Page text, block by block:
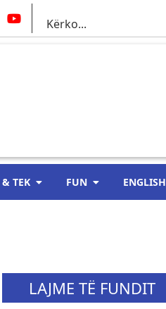
TEK FUN ENGLISH
LAJME TË FUNDIT